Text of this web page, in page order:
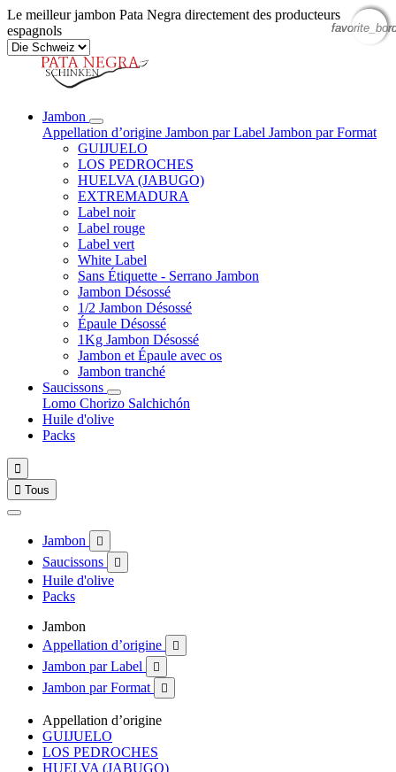
Le meilleur jambon Pata Negra directement des producteurs
espagnols
Jambon
Appellation d’origine Jambon par Label Jambon par Format
GUIJUELO
LOS PEDROCHES
HUELVA (JABUGO)
EXTREMADURA
Label noir
Label rouge
Label vert
White Label
Sans Étiquette - Serrano Jambon
Jambon Désossé
1/2 Jambon Désossé
Épaule Désossé
1Kg Jambon Désossé
Jambon et Épaule avec os
Jambon tranché
Saucissons
Lomo Chorizo Salchichón
Huile d'olive
Packs

 Tous
Jambon 
Saucissons 
Huile d'olive
Packs
Jambon
Appellation d’origine

Jambon par Label 
Jambon par Format 
Appellation d’origine
GUIJUELO
LOS PEDROCHES
HUELVA (JABUGO)